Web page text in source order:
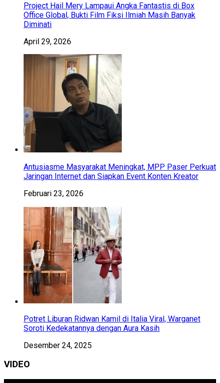
Project Hail Mery Lampaui Angka Fantastis di Box
Office Global, Bukti Film Fiksi Ilmiah Masih Banyak
Diminati
April 29, 2026
Antusiasme Masyarakat Meningkat, MPP Paser Perkuat
Jaringan Internet dan Siapkan Event Konten Kreator
Februari 23, 2026
Potret Liburan Ridwan Kamil di Italia Viral, Warganet
Soroti Kedekatannya dengan Aura Kasih
Desember 24, 2025
VIDEO